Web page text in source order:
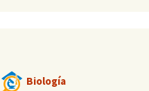
Biología